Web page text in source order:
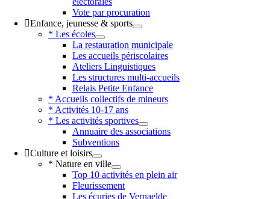
Vote par procuration
Enfance, jeunesse & sports
* Les écoles
La restauration municipale
Les accueils périscolaires
Ateliers Linguistiques
Les structures multi-accueils
Relais Petite Enfance
* Accueils collectifs de mineurs
* Activités 10-17 ans
* Les activités sportives
Annuaire des associations
Subventions
Culture et loisirs
* Nature en ville
Top 10 activités en plein air
Fleurissement
Les écuries de Vernaelde